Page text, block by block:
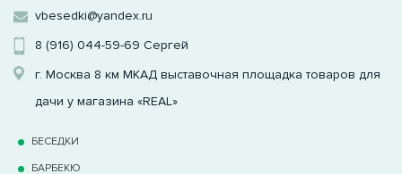
vbesedki@yandex.ru
8 (916) 044-59-69 Сергей
г. Москва 8 км МКАД выставочная площадка товаров для
дачи у магазина «REAL»
БЕСЕДКИ
БАРБЕКЮ